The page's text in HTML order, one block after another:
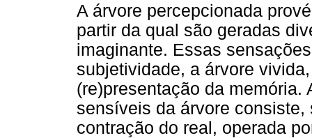
A árvore percepcionada
partir da qual são geradas
imaginante. Essas
subjetividade, a árvore
(re)presentação da
sensíveis da árvore
contração do real, operada